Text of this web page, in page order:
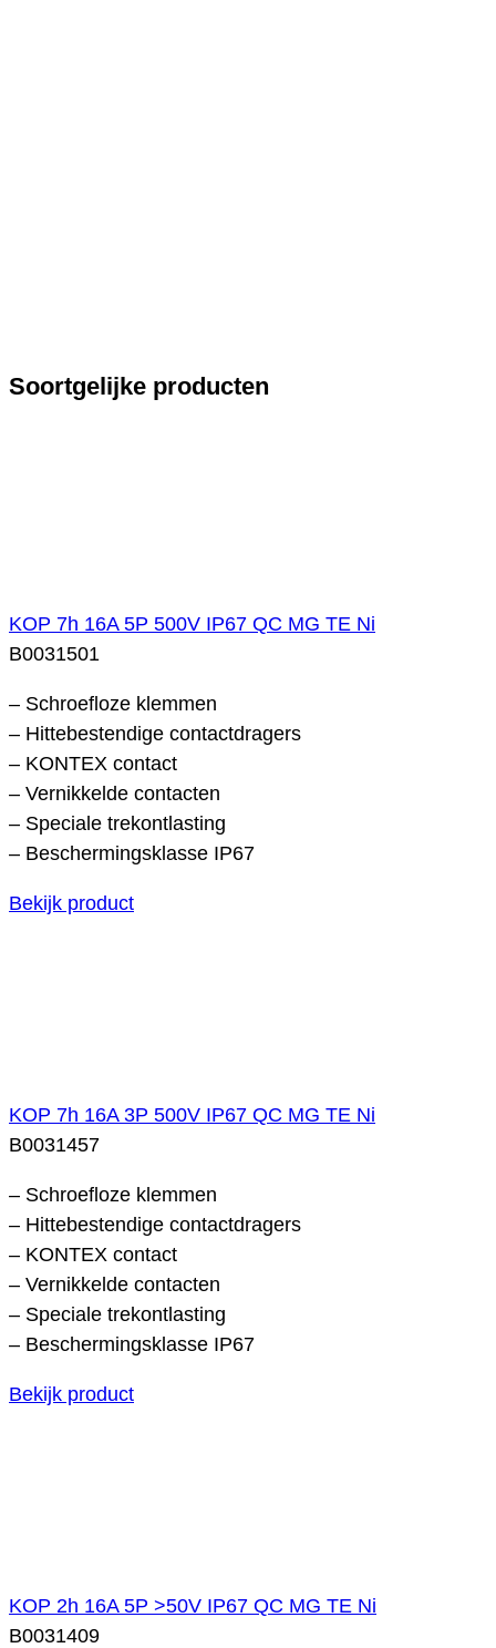
Soortgelijke producten
KOP 7h 16A 5P 500V IP67 QC MG TE Ni
B0031501
– Schroefloze klemmen
– Hittebestendige contactdragers
– KONTEX contact
– Vernikkelde contacten
– Speciale trekontlasting
– Beschermingsklasse IP67
Bekijk product
KOP 7h 16A 3P 500V IP67 QC MG TE Ni
B0031457
– Schroefloze klemmen
– Hittebestendige contactdragers
– KONTEX contact
– Vernikkelde contacten
– Speciale trekontlasting
– Beschermingsklasse IP67
Bekijk product
KOP 2h 16A 5P >50V IP67 QC MG TE Ni
B0031409